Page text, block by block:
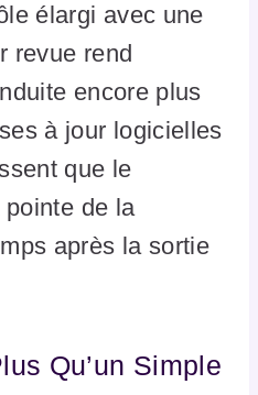
élargi avec une
revue rend
encore plus
à jour logicielles
que le
de la
après la sortie
Qu’un Simple